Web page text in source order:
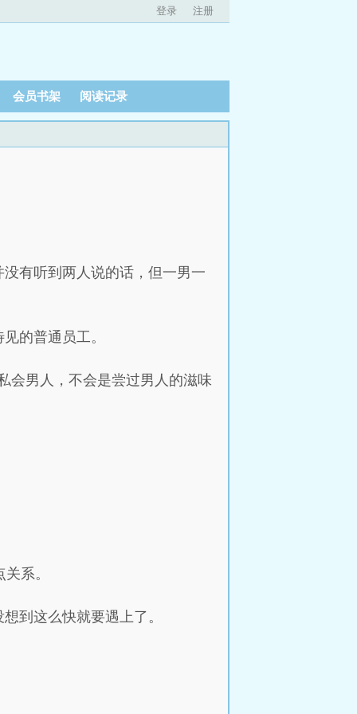
登录 注册
会员书架 阅读记录
有听到两人说的话，但一男一
的普通员工。
会男人，不会是尝过男人的滋味
系。
到这么快就要遇上了。